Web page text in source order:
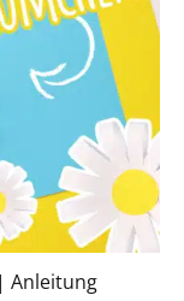
Anleitung